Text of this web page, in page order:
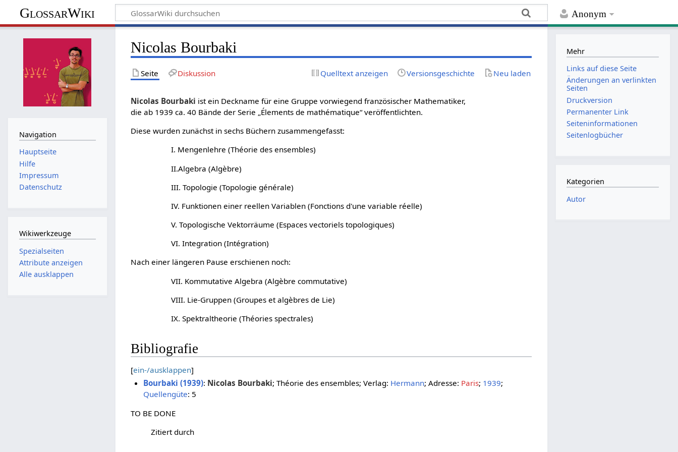
Anonym
GlossarWiki
Nicolas Bourbaki
Seite Diskussion Quelltext anzeigen Versionsgeschichte Neu laden
Nicolas Bourbaki ist ein Deckname für eine Gruppe vorwiegend französischer Mathematiker,
die ab 1939 ca. 40 Bände der Serie „Élements de mathématique“ veröffentlichten.
Diese wurden zunächst in sechs Büchern zusammengefasst:
I. Mengenlehre (Théorie des ensembles)
II.Algebra (Algèbre)
III. Topologie (Topologie générale)
IV. Funktionen einer reellen Variablen (Fonctions d'une variable réelle)
V. Topologische Vektorräume (Espaces vectoriels topologiques)
VI. Integration (Intégration)
Nach einer längeren Pause erschienen noch:
VII. Kommutative Algebra (Algèbre commutative)
VIII. Lie-Gruppen (Groupes et algèbres de Lie)
IX. Spektraltheorie (Théories spectrales)
Bibliografie
[ein-/ausklappen]
Bourbaki (1939): Nicolas Bourbaki; Théorie des ensembles; Verlag: Hermann; Adresse: Paris; 1939;
Quellengüte: 5
TO BE DONE
Zitiert durch
Navigation
Hauptseite
Hilfe
Impressum
Datenschutz
Wikiwerkzeuge
Spezialseiten
Attribute anzeigen
Alle ausklappen
Mehr
Links auf diese Seite
Änderungen an verlinkten
Seiten
Druckversion
Permanenter Link
Seiten­­informationen
Seitenlogbücher
Kategorien
Autor